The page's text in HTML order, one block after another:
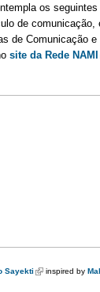
os
de
de Comunicação
site da Rede NAMI
Sayekti (link is external)
inspired by